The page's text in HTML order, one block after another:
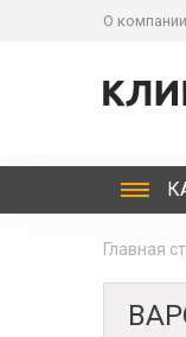
О компании
Главная